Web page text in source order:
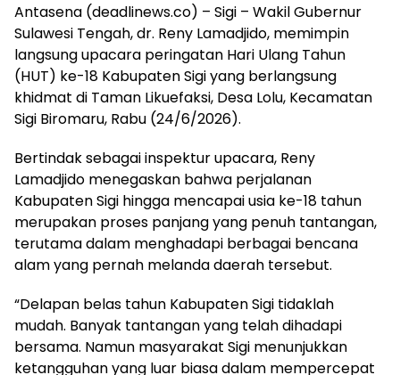
Antasena (deadlinews.co) – Sigi – Wakil Gubernur
Sulawesi Tengah, dr. Reny Lamadjido, memimpin
langsung upacara peringatan Hari Ulang Tahun
(HUT) ke-18 Kabupaten Sigi yang berlangsung
khidmat di Taman Likuefaksi, Desa Lolu, Kecamatan
Sigi Biromaru, Rabu (24/6/2026).
Bertindak sebagai inspektur upacara, Reny
Lamadjido menegaskan bahwa perjalanan
Kabupaten Sigi hingga mencapai usia ke-18 tahun
merupakan proses panjang yang penuh tantangan,
terutama dalam menghadapi berbagai bencana
alam yang pernah melanda daerah tersebut.
“Delapan belas tahun Kabupaten Sigi tidaklah
mudah. Banyak tantangan yang telah dihadapi
bersama. Namun masyarakat Sigi menunjukkan
ketangguhan yang luar biasa dalam mempercepat